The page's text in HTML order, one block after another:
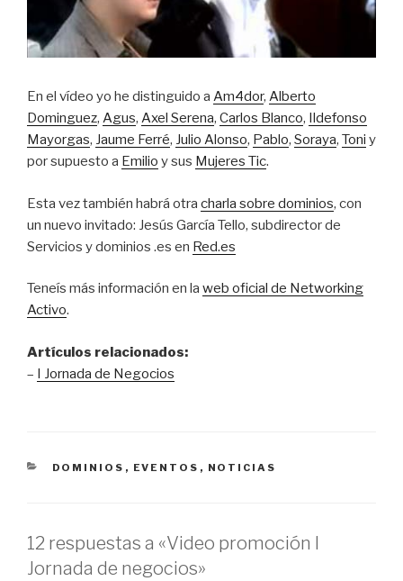
En el vídeo yo he distinguido a Am4dor, Alberto
Dominguez, Agus, Axel Serena, Carlos Blanco, Ildefonso
Mayorgas, Jaume Ferré, Julio Alonso, Pablo, Soraya, Toni y
por supuesto a Emilio y sus Mujeres Tic.
Esta vez también habrá otra charla sobre dominios, con
un nuevo invitado: Jesús García Tello, subdirector de
Servicios y dominios .es en Red.es
Teneís más información en la web oficial de Networking
Activo.
Artículos relacionados:
– I Jornada de Negocios
CATEGORÍAS
DOMINIOS , EVENTOS , NOTICIAS
12 respuestas a «Video promoción I
Jornada de negocios»